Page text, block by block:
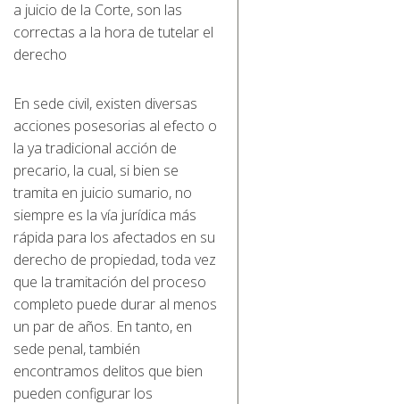
a juicio de la Corte, son las
correctas a la hora de tutelar el
derecho
En sede civil, existen diversas
acciones posesorias al efecto o
la ya tradicional acción de
precario, la cual, si bien se
tramita en juicio sumario, no
siempre es la vía jurídica más
rápida para los afectados en su
derecho de propiedad, toda vez
que la tramitación del proceso
completo puede durar al menos
un par de años. En tanto, en
sede penal, también
encontramos delitos que bien
pueden configurar los